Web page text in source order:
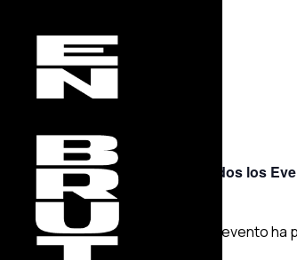
« Todos los
Este evento ha